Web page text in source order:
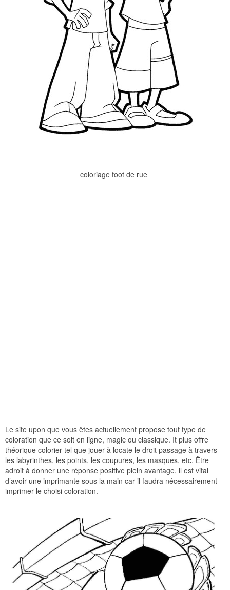
coloriage foot de rue
Le site upon que vous êtes actuellement propose tout type de
coloration que ce soit en ligne, magic ou classique. It plus offre
théorique colorier tel que jouer à locate le droit passage à travers
les labyrinthes, les points, les coupures, les masques, etc. Être
adroit à donner une réponse positive plein avantage, il est vital
d’avoir une imprimante sous la main car il faudra nécessairement
imprimer le choisi coloration.